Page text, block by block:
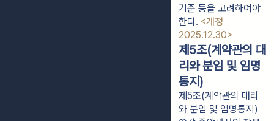
기준 등을 고려하여야
한다. <개정
2025.12.30>
제5조(계약관의 대
리와 분임 및 임명
통지)
제5조(계약관의 대리
와 분임 및 임명통지)